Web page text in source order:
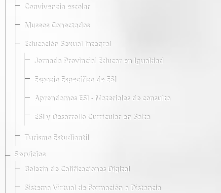
Convivencia escolar
Museos Conectados
Educación Sexual Integral
Jornada Provincial Educar en Igualdad
Espacio Específico de ESI
Aprendamos ESI - Materiales de consulta
ESI y Desarrollo Curricular en Salta
Turismo Estudiantil
Servicios
Boletín de Calificaciones Digital
Sistema Virtual de Formación a Distancia